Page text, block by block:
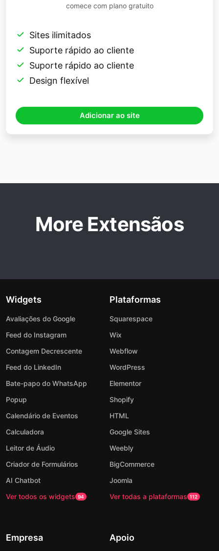
comece com plano gratuito
Sites ilimitados
Suporte rápido ao cliente
Suporte rápido ao cliente
Design flexível
Adicionar ao site
More Extensãos
Widgets
Avaliações do Google
Feed do Instagram
Contagem Decrescente
Feed do LinkedIn
Bate-papo do WhatsApp
Popup
Calendário de Eventos
Calculadora
Leitor de Áudio
Criador de Formulários
AI Chatbot
Ver todos os widgets 94
Plataformas
Squarespace
Wix
Webflow
WordPress
Elementor
Shopify
HTML
Google Sites
Weebly
BigCommerce
Joomla
Ver todas a plataformas 112
Empresa Apoio